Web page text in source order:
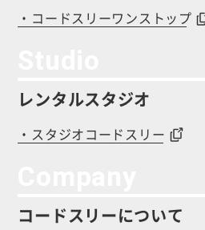
・コードスリーワンストップ
レンタルスタジオ
・スタジオコードスリー
コードスリーについて